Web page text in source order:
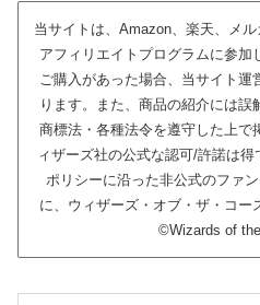
当サイトは、Amazon、楽天、メ
アフィリエイトプログラムに参加
ご購入があった場合、当サイト
ります。また、商品の紹介には誤
商標法・各種法令を遵守した上で
ィザーズ社の公式な認可/許諾は
ポリシーに沿った非公式のファ
に、ウィザーズ・オブ・ザ・コー
©Wizards of